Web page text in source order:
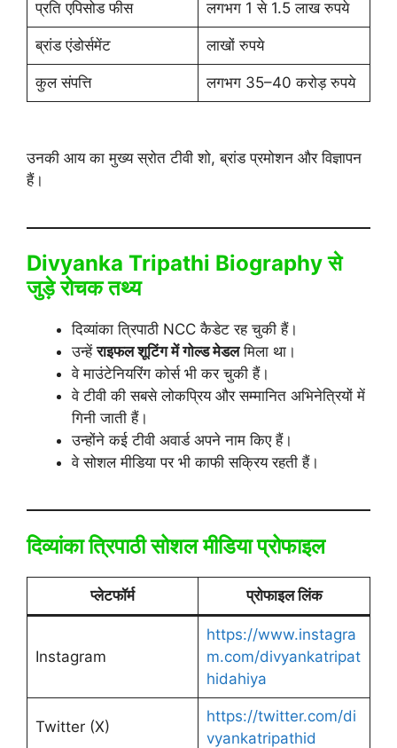
प्रति एपिसोड फीस लगभग 1 से 1.5 लाख रुपये
ब्रांड एंडोर्समेंट लाखों रुपये
कुल संपत्ति लगभग 35–40 करोड़ रुपये
उनकी आय का मुख्य स्रोत टीवी शो, ब्रांड प्रमोशन और विज्ञापन
हैं।
Divyanka Tripathi Biographyसे
जुड़े रोचक तथ्य
दिव्यांका त्रिपाठी NCC कैडेट रह चुकी हैं।
उन्हेंराइफल शूटिंग में गोल्ड मेडलमिला था।
वे माउंटेनियरिंग कोर्स भी कर चुकी हैं।
वे टीवी की सबसे लोकप्रिय और सम्मानित अभिनेत्रियों में
गिनी जाती हैं।
उन्होंने कई टीवी अवार्ड अपने नाम किए हैं।
वे सोशल मीडिया पर भी काफी सक्रिय रहती हैं।
दिव्यांका त्रिपाठी सोशल मीडिया प्रोफाइल
प्लेटफॉर्म प्रोफाइल लिंक
Instagram
https://www.instagra
m.com/divyankatripat
hidahiya
Twitter (X)
https://twitter.com/di
vyankatripathid